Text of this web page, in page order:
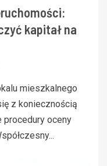
kapitał na
mieszkalnego
z koniecznością
oceny